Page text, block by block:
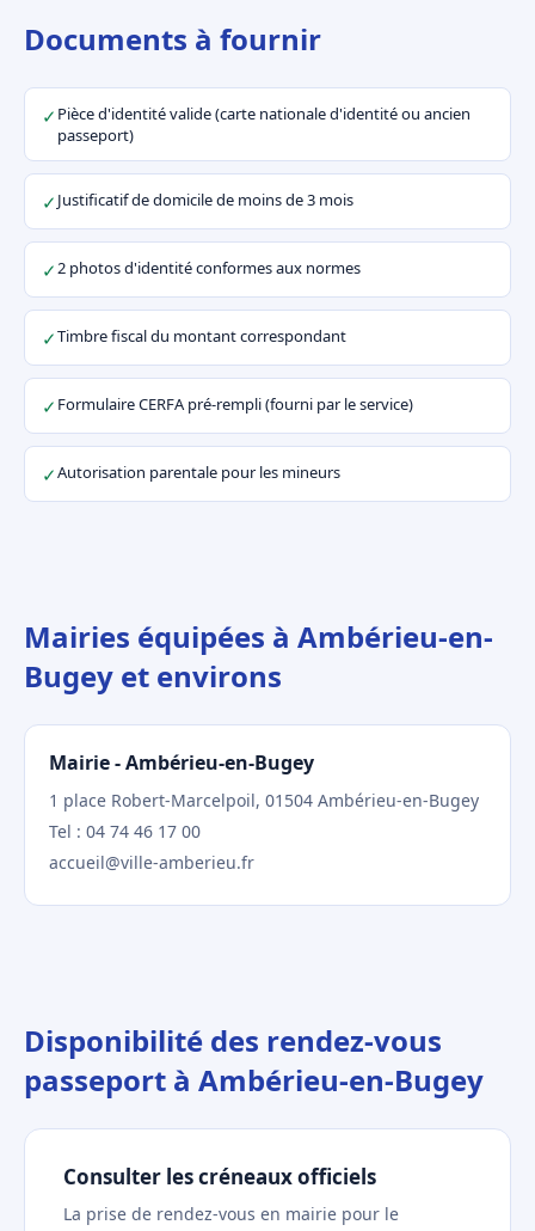
Documents à fournir
✓ Pièce d'identité valide (carte nationale d'identité ou ancien
passeport)
✓Justificatif de domicile de moins de 3 mois
✓2 photos d'identité conformes aux normes
✓Timbre fiscal du montant correspondant
✓ Formulaire CERFA pré-rempli (fourni par le service)
✓Autorisation parentale pour les mineurs
Mairies équipées à Ambérieu-en-
Bugey et environs
Mairie - Ambérieu-en-Bugey
1 place Robert-Marcelpoil, 01504 Ambérieu-en-Bugey
Tel : 04 74 46 17 00
accueil@ville-amberieu.fr
Disponibilité des rendez-vous
passeport à Ambérieu-en-Bugey
Consulter les créneaux officiels
La prise de rendez-vous en mairie pour le